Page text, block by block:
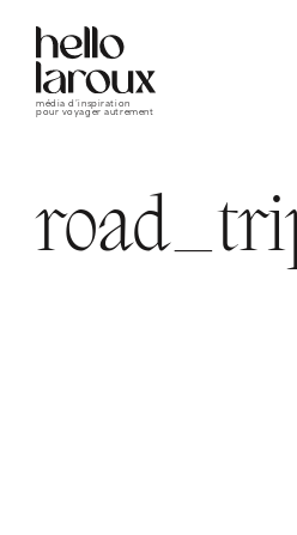
média d’inspiration
pour voyager autrement